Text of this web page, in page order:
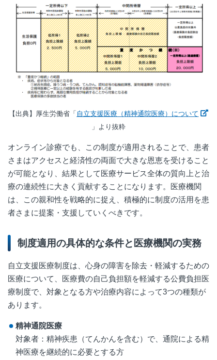
【出典】厚生労働省「 自立支援医療（精神通院医療）について
新しいウィンドウで開く
」より抜粋
オンライン診療でも、この制度が適用されることで、患者
さまはアクセスと経済性の両面で大きな恩恵を受けること
が可能となり、結果として医療サービス全体の質向上と治
療の連続性に大きく貢献することになります。医療機関
は、この親和性を戦略的に捉え、積極的に制度の活用を患
者さまに提案・支援していくべきです。
制度適用の具体的な条件と医療機関の実務
自立支援医療制度は、心身の障害を除去・軽減するための
医療について、医療費の自己負担額を軽減する公費負担医
療制度で、対象となる方や治療内容によって3つの種類が
あります。
精神通院医療
対象者：精神疾患（てんかんを含む）で、通院による精
神医療を継続的に必要とする方